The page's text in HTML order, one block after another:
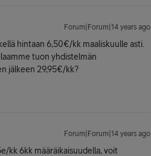
Forum|Forum|14 years ago
hintaan 6,50€/kk maaliskuulle asti.
tuon yhdistelmän
jälkeen 29,95€/kk?
Forum|Forum|14 years ago
kk 6kk määräikaisuudella, voit